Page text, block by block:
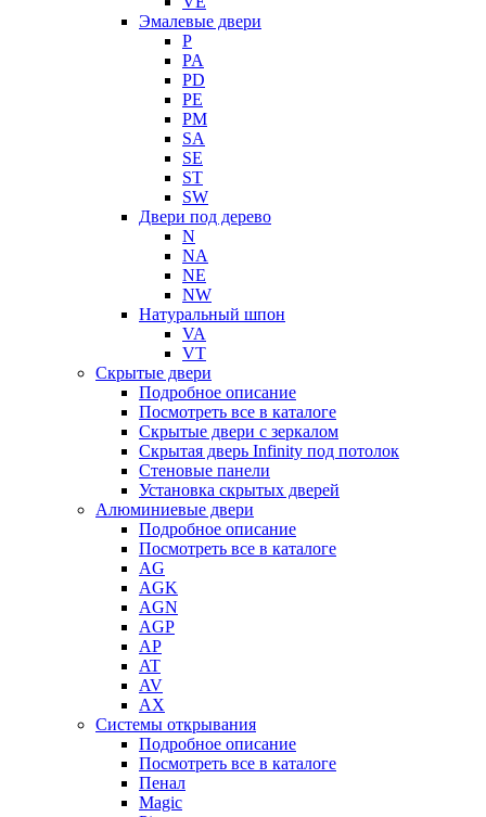
Эмалевые двери
P
PA
PD
PE
PM
SA
SE
ST
SW
Двери под дерево
N
NA
NE
NW
Натуральный шпон
VA
VT
Скрытые двери
Подробное описание
Посмотреть все в каталоге
Скрытые двери с зеркалом
Скрытая дверь Infinity под потолок
Стеновые панели
Установка скрытых дверей
Алюминиевые двери
Подробное описание
Посмотреть все в каталоге
AG
AGK
AGN
AGP
AP
AT
AV
AX
Системы открывания
Подробное описание
Посмотреть все в каталоге
Пенал
Magic